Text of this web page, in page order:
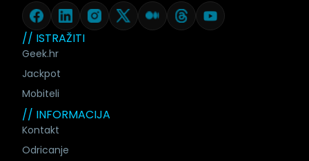
// ISTRAŽITI
Geek.hr
Jackpot
Mobiteli
// INFORMACIJA
Kontakt
Odricanje